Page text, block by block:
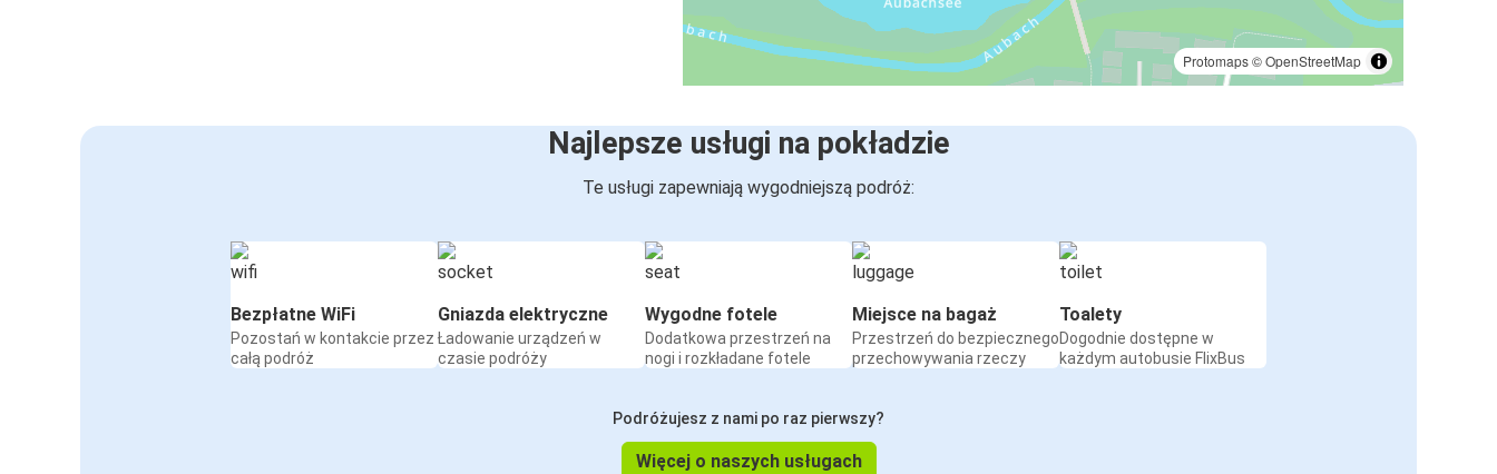
Protomaps©OpenStreetMap
Najlepsze usługi na pokładzie
Te usługi zapewniają wygodniejszą podróż:
Bezpłatne WiFi
Pozostań w kontakcie przez
całą podróż
Gniazda elektryczne
Ładowanie urządzeń w
czasie podróży
Wygodne fotele
Dodatkowa przestrzeń na
nogi i rozkładane fotele
Miejsce na bagaż
Przestrzeń do bezpiecznego
przechowywania rzeczy
Toalety
Dogodnie dostępne w
każdym autobusie FlixBus
Podróżujesz z nami po raz pierwszy?
Więcej o naszych usługach